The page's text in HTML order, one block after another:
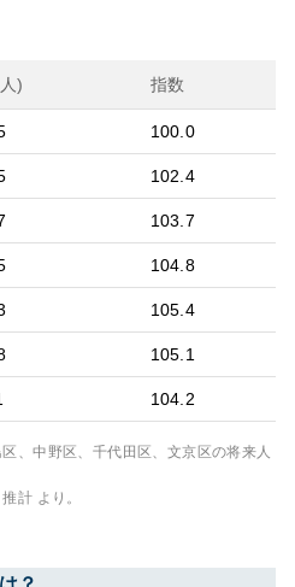
) 指数
100.0
102.4
103.7
104.8
105.4
105.1
104.2
、中野区、千代田区、文京区の将来人
計 より。